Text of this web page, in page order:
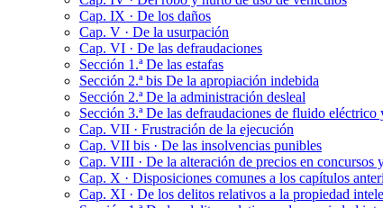
Cap. IX · De los daños
Cap. V · De la usurpación
Cap. VI · De las defraudaciones
Sección 1.ª De las estafas
Sección 2.ª bis De la apropiación indebida
Sección 2.ª De la administración desleal
Sección 3.ª De las defraudaciones de fluido eléctrico
Cap. VII · Frustración de la ejecución
Cap. VII bis · De las insolvencias punibles
Cap. VIII · De la alteración de precios en concursos
Cap. X · Disposiciones comunes a los capítulos
Cap. XI · De los delitos relativos a la propiedad